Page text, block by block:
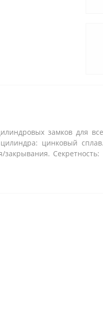
замков для
цинковый